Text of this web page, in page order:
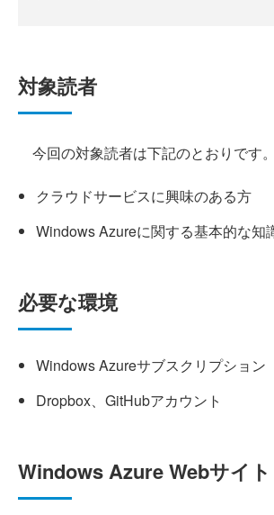
対象読者
今回の対象読者は下記のとおりです。
クラウドサービスに興味のある方
Windows Azureに関する基本的な知
必要な環境
Windows Azureサブスクリプション
Dropbox、GitHubアカウント
Windows Azure Webサイ